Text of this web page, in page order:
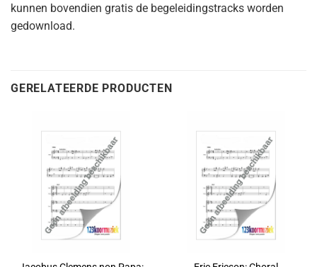
kunnen bovendien gratis de begeleidingstracks worden
gedownload.
GERELATEERDE PRODUCTEN